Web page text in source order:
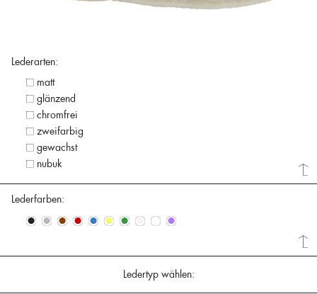
Lederarten:
matt
glänzend
chromfrei
zweifarbig
gewachst
nubuk
Lederfarben:
• • • • • • • • • •
Ledertyp wählen: